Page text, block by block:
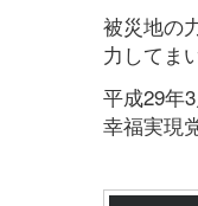
被災地の
力してま
平成29年
幸福実現